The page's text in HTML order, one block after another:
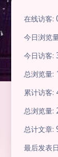
在线访客:
今日浏览
今日访客:
总浏览量:
累计访客:
总浏览量:
总计文章:
最后发表